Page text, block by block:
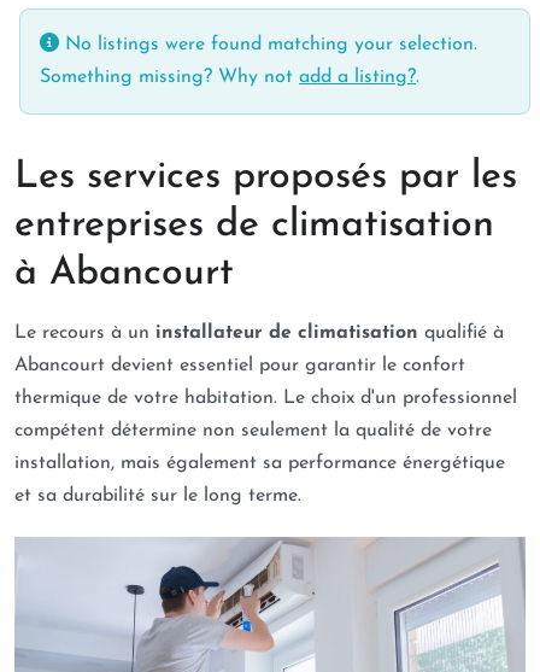
No listings were found matching your selection.
Something missing? Why not add a listing?.
Les services proposés par les
entreprises de climatisation
à Abancourt
Le recours à un installateur de climatisation qualifié à
Abancourt devient essentiel pour garantir le confort
thermique de votre habitation. Le choix d'un professionnel
compétent détermine non seulement la qualité de votre
installation, mais également sa performance énergétique
et sa durabilité sur le long terme.